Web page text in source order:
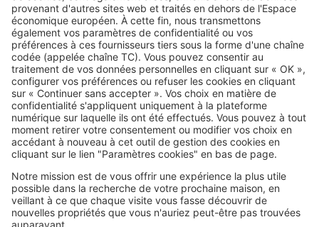
L’immobilier à Saint-Nazaire porté
par un cadre de vie de plus en
plus recherché
SeLoger c'est aussi